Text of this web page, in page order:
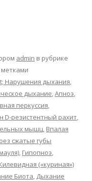
admin в рубрике
метками
Нарушения дыхания,
дыхание,Апноэ,
перкуссия,
D-резистентный рахит,
мышц, Впалая
сжатые губы
, Гипопноэ,
(«куриная»)
Биота, Дыхание